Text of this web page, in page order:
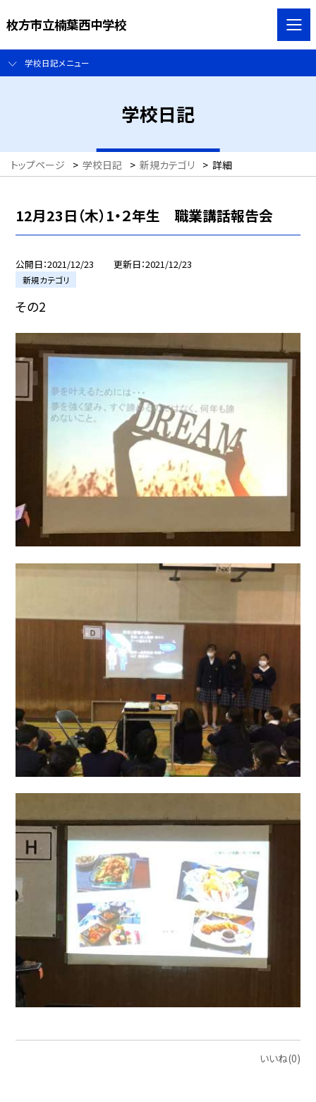
枚方市立楠葉西中学校
学校日記メニュー
学校日記
トップページ > 学校日記 > 新規カテゴリ > 詳細
12月23日（木）1・２年生 職業講話報告会
公開日 2021/12/23 更新日 2021/12/23
新規カテゴリ
その2
いいね(0)